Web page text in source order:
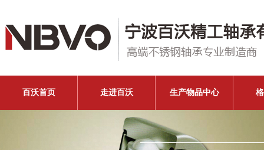
百沃首页 走进百沃 生产物品中心